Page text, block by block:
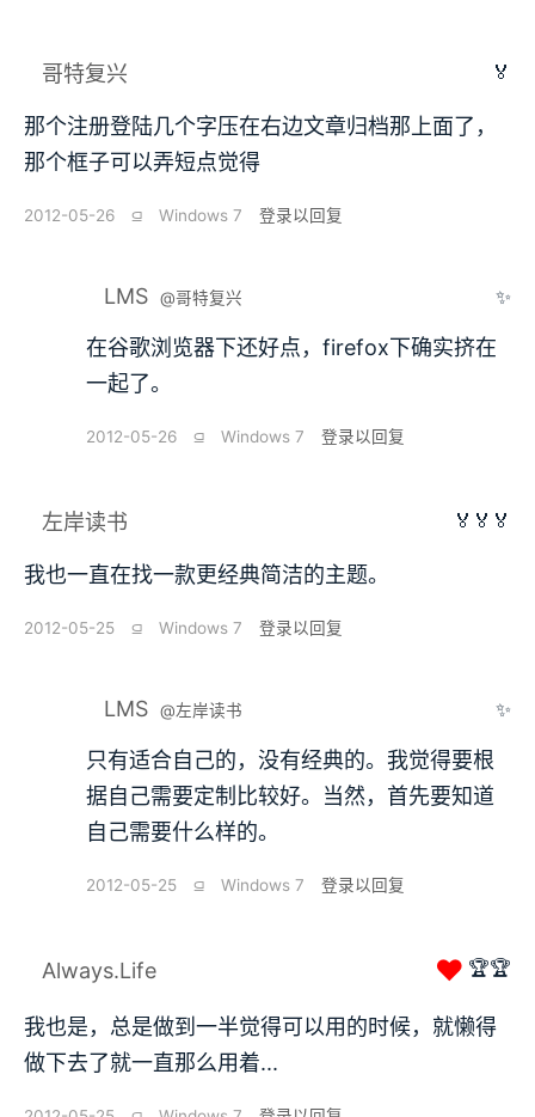
哥特复兴 🏅
那个注册登陆几个字压在右边文章归档那上面了，
那个框子可以弄短点觉得
2012-05-26 ⫑ Windows 7 登录以回复
LMS @哥特复兴 ✨
在谷歌浏览器下还好点，firefox下确实挤在
一起了。
2012-05-26 ⫑ Windows 7 登录以回复
左岸读书 🏅🏅🏅
我也一直在找一款更经典简洁的主题。
2012-05-25 ⫑ Windows 7 登录以回复
LMS @左岸读书 ✨
只有适合自己的，没有经典的。我觉得要根
据自己需要定制比较好。当然，首先要知道
自己需要什么样的。
2012-05-25 ⫑ Windows 7 登录以回复
Always.Life ❤ 🏆🏆
我也是，总是做到一半觉得可以用的时候，就懒得
做下去了就一直那么用着...